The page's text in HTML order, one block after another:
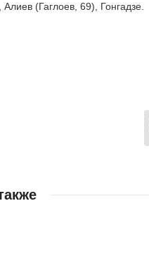
(Гаглоев, 69), Гонгадзе.